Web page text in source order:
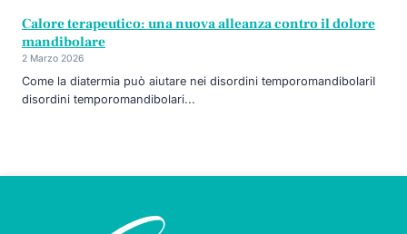
Calore terapeutico: una nuova alleanza contro il dolore
mandibolare
2 Marzo 2026
Come la diatermia può aiutare nei disordini temporomandibolariI
disordini temporomandibolari...